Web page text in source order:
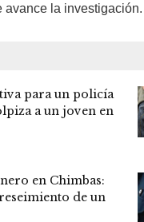
avance la investigación.
para un policía
a un joven en
en Chimbas:
de un